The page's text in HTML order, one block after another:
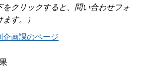
をクリックすると、問い合わせフォ
す。）
画課のページ